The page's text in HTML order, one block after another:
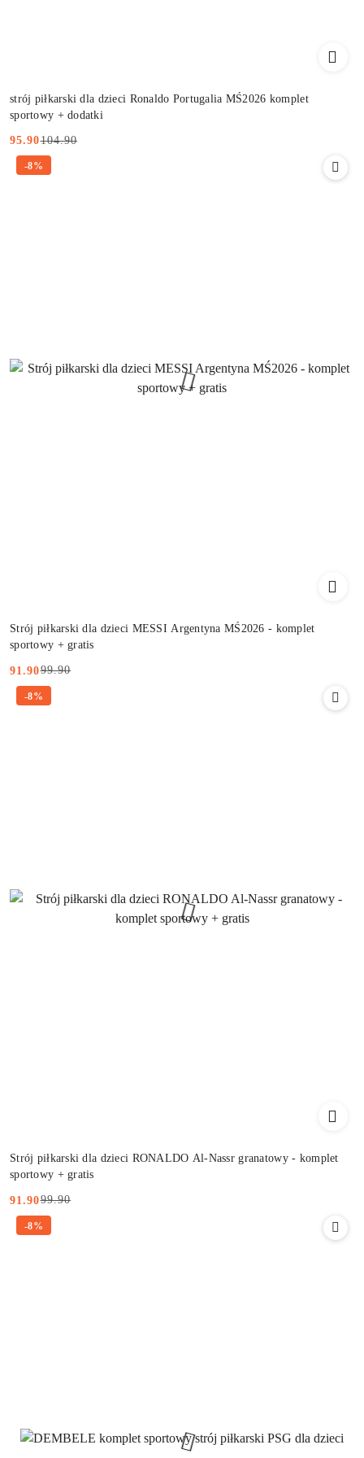
strój piłkarski dla dzieci Ronaldo Portugalia MŚ2026 komplet
sportowy + dodatki
Cena
promocyjna:
95.90
Cena
przed
104.90
Strój piłkarski dla dzieci MESSI Argentyna MŚ2026 - komplet
sportowy + gratis
Cena
promocyjna:
91.90
Cena
przed
99.90
-8%
Strój piłkarski dla dzieci RONALDO Al-Nassr granatowy - komplet
sportowy + gratis
Cena
promocyjna:
91.90
Cena
przed
99.90
-8%
-8%